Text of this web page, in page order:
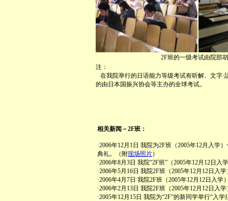
2F班的一级考试由院部
注：
在我院举行的日语能力等级考试有听解、文字
的由日本国振兴协会等主办的全球考试。
相关新闻－2F班：
·2006年12月1日 我院为2F班（2005年12月入学
典礼。（附现场照片）
·2006年8月3日 我院“2F班”（2005年12月12日
·2006年5月16日 我院2F班（2005年12月12日入
·2006年4月7日 我院2F班（2005年12月12日入
·2006年2月13日 我院2F班（2005年12月12日入
·2005年12月15日 我院为“2F”的新同学举行“入